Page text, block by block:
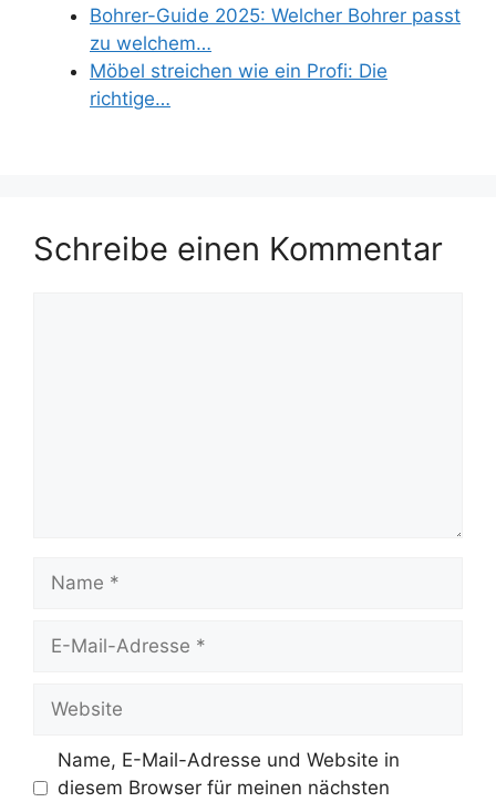
Bohrer-Guide 2025: Welcher Bohrer passt
zu welchem…
Möbel streichen wie ein Profi: Die
richtige…
Schreibe einen Kommentar
Mail-
Name, E-Mail-Adresse und Website in
diesem Browser für meinen nächsten